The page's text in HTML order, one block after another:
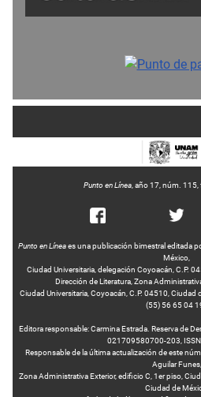
Punto en Línea , año 17, núm.
Punto en Líneaes una publicación bimestral editada
México,
Ciudad Universitaria, delegación Coyoacán, C.P.
Dirección de Literatura, Zona
Ciudad Universitaria, Coyoacán, C.P. 04510,
(55) 56 65 04
Editora responsable: Carmina Estrada. Reserva de
021709580700-203,
Responsable de la última actualización de este
Aguilar Funes,
Zona Administrativa Exterior, edificio C, 1er piso,
Ciudad de